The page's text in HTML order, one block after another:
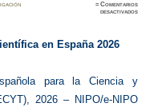
≈Comentarios
desactivadosen
en España 2026
para la Ciencia y
2026 – NIPO/e-NIPO